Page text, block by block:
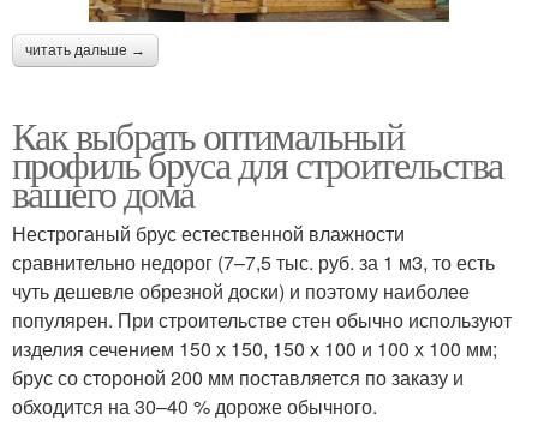
читать дальше →
Как выбрать оптимальный
профиль бруса для строительства
вашего дома
Нестроганый брус естественной влажности
сравнительно недорог (7–7,5 тыс. руб. за 1 м3, то есть
чуть дешевле обрезной доски) и поэтому наиболее
популярен. При строительстве стен обычно используют
изделия сечением 150 х 150, 150 х 100 и 100 х 100 мм;
брус со стороной 200 мм поставляется по заказу и
обходится на 30–40 % дороже обычного.